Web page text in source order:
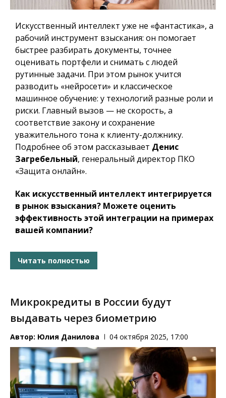
Искусственный интеллект уже не «фантастика», а
рабочий инструмент взыскания: он помогает
быстрее разбирать документы, точнее
оценивать портфели и снимать с людей
рутинные задачи. При этом рынок учится
разводить «нейросети» и классическое
машинное обучение: у технологий разные роли и
риски. Главный вызов — не скорость, а
соответствие закону и сохранение
уважительного тона к клиенту-должнику.
Подробнее об этом рассказывает Денис
Загребельный, генеральный директор ПКО
«Защита онлайн».
Как искусственный интеллект интегрируется
в рынок взыскания? Можете оценить
эффективность этой интеграции на примерах
вашей компании?
Читать полностью
Микрокредиты в России будут
выдавать через биометрию
Автор: Юлия Данилова 04 октября 2025, 17:00